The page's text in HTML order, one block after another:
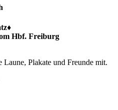
Hbf. Freiburg
Plakate und Freunde mit.